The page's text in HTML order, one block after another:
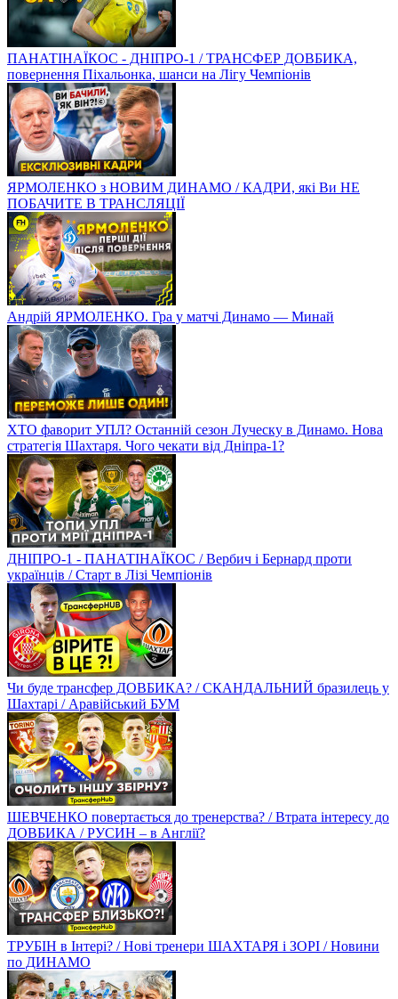
ПАНАТІНАЇКОС - ДНІПРО-1 / ТРАНСФЕР ДОВБИКА,
повернення Піхальонка, шанси на Лігу Чемпіонів
ЯРМОЛЕНКО з НОВИМ ДИНАМО / КАДРИ, які Ви НЕ
ПОБАЧИТЕ В ТРАНСЛЯЦІЇ
Андрій ЯРМОЛЕНКО. Гра у матчі Динамо — Минай
ХТО фаворит УПЛ? Останній сезон Луческу в Динамо. Нова
стратегія Шахтаря. Чого чекати від Дніпра-1?
ДНІПРО-1 - ПАНАТІНАЇКОС / Вербич і Бернард проти
українців / Старт в Лізі Чемпіонів
Чи буде трансфер ДОВБИКА? / СКАНДАЛЬНИЙ бразилець у
Шахтарі / Аравійський БУМ
ШЕВЧЕНКО повертається до тренерства? / Втрата інтересу до
ДОВБИКА / РУСИН – в Англії?
ТРУБІН в Інтері? / Нові тренери ШАХТАРЯ і ЗОРІ / Новини
по ДИНАМО